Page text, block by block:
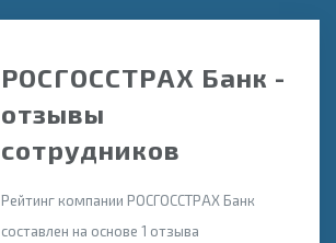
РОСГОССТРАХ Банк -
отзывы
сотрудников
Рейтинг компании РОСГОССТРАХ Банк
составлен на основе 1 отзыва